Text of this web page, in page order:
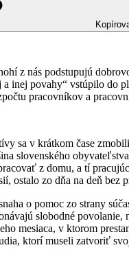
z nás podstupujú
inej povahy“ vstúpilo do
pracovníkov a
sa v krátkom čase
slovenského
z domu, a tí
ostalo zo dňa na deň bez
o pomoc zo strany
slobodné
mesiaca, v ktorom
ktorí museli zatvoriť